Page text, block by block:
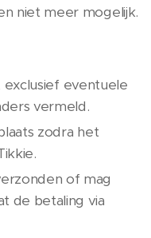
niet meer mogelijk.
exclusief eventuele
vermeld.
zodra het
of mag
de betaling via